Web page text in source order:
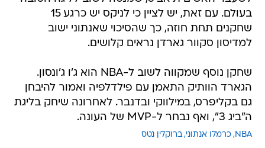
בעולם. עם זאת, יש לציין כי לניקס יש כרגע 15
שחקנים תחת חוזה, כך שהסיכוי שאנתוני ישוב
למדיסון סקוור גארדן נראים קלושים.
שחקן נוסף שמקווה לשוב ל-NBA הוא ג'ו ג'ונסון.
הגארד הוותיק התאמן עם פילדלפיה ואמור להיבחן
גם בקליפרס, במילווקי ובדנבר. לאחרונה שיחק בליגת
ה"ביג 3", ואף נבחר ל-MVP של העונה.
NBA כרמלו אנתוני ברוקלין נטס